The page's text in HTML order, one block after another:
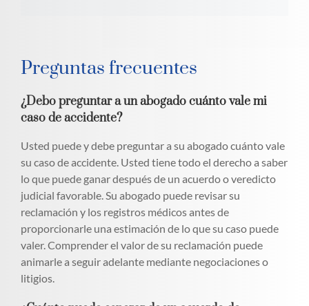
Preguntas frecuentes
¿Debo preguntar a un abogado cuánto vale mi
caso de accidente?
Usted puede y debe preguntar a su abogado cuánto vale
su caso de accidente. Usted tiene todo el derecho a saber
lo que puede ganar después de un acuerdo o veredicto
judicial favorable. Su abogado puede revisar su
reclamación y los registros médicos antes de
proporcionarle una estimación de lo que su caso puede
valer. Comprender el valor de su reclamación puede
animarle a seguir adelante mediante negociaciones o
litigios.